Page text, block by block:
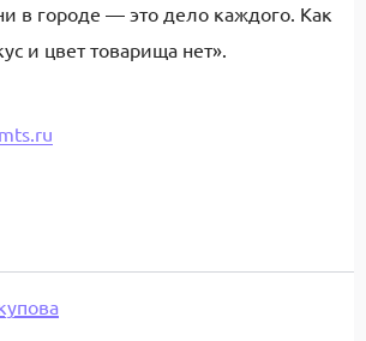
в городе — это дело каждого. Как
и цвет товарища нет».